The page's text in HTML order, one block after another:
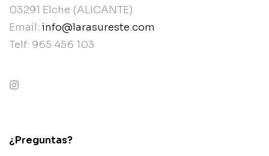
03291 Elche (ALICANTE)
Email: info@larasureste.com
Telf: 965 456 103
¿Preguntas?